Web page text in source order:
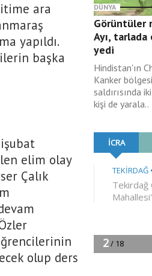
ara
yapıldı.
başka
elim olay
Çalık
olup ders
DÜNYA
Görüntüler
Ayı,
yedi
Hindistan'ın
Kanker
saldırısında
kişi de yarala..